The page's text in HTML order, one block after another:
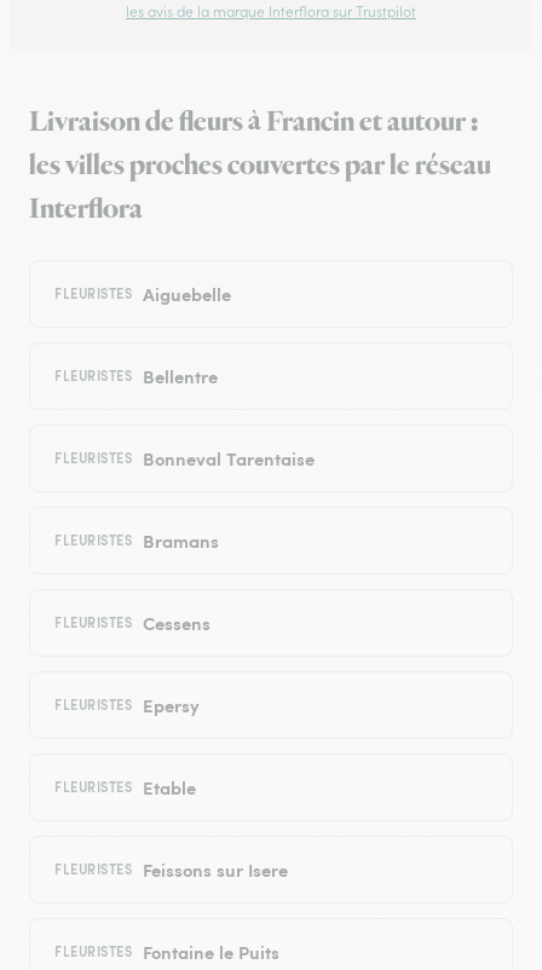
les avis de la marque Interflora sur Trustpilot
Livraison de fleurs à Francin et autour :
les villes proches couvertes par le réseau
Interflora
FLEURISTES Aiguebelle
FLEURISTES Bellentre
FLEURISTES Bonneval Tarentaise
FLEURISTES Bramans
FLEURISTES Cessens
FLEURISTES Epersy
FLEURISTES Etable
FLEURISTES Feissons sur Isere
FLEURISTES Fontaine le Puits